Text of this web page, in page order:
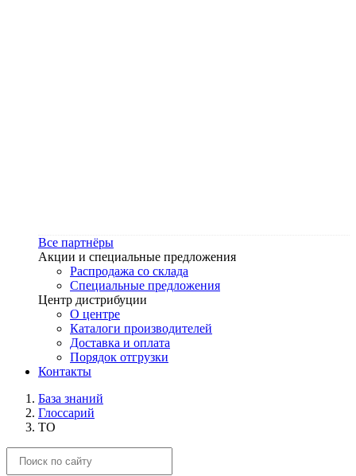
Все партнёры
Акции и специальные предложения
Распродажа со склада
Специальные предложения
Центр дистрибуции
О центре
Каталоги производителей
Доставка и оплата
Порядок отгрузки
Контакты
База знаний
Глоссарий
TO